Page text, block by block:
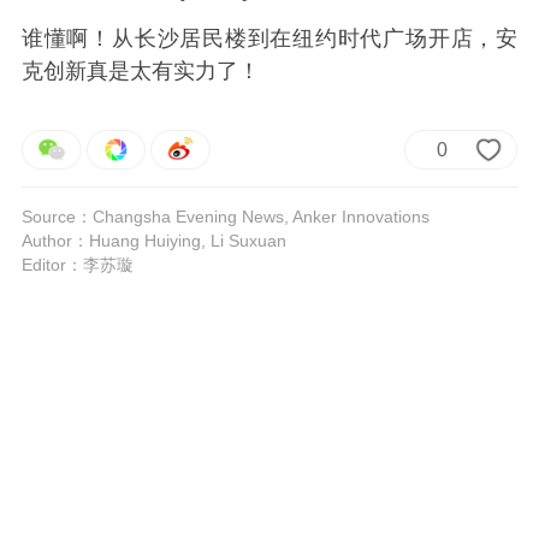
谁懂啊！从长沙居民楼到在纽约时代广场开店，安
克创新真是太有实力了！
0
Source：Changsha Evening News, Anker Innovations
Author：Huang Huiying, Li Suxuan
Editor：李苏璇